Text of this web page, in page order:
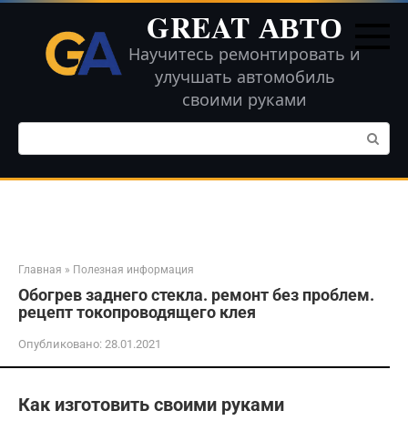
Перейти
контенту
GREAT АВТО
Научитесь ремонтировать и
улучшать автомобиль
своими руками
Поиск:
Главная » Полезная информация
Обогрев заднего стекла. ремонт без проблем.
рецепт токопроводящего клея
Опубликовано: 28.01.2021
Как изготовить своими руками